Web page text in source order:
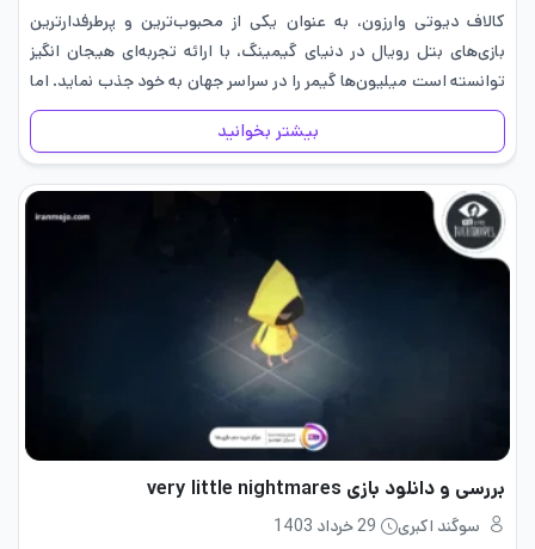
کالاف دیوتی وارزون، به عنوان یکی از محبوب‌ترین و پرطرفدارترین
بازی‌های بتل رویال در دنیای گیمینگ، با ارائه تجربه‌ای هیجان ‌انگیز
توانسته است میلیون‌ها گیمر را در سراسر جهان به خود جذب نماید. اما
در کنار تمام جذابیت‌ها و هیجان‌های…
بیشتر بخوانید
بررسی و دانلود بازی very little nightmares
سوگند اکبری
29 خرداد 1403